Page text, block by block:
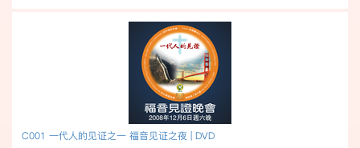
C001 一代人的见证之一 福音见证之夜 | DVD